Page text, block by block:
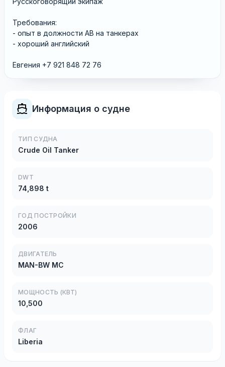
Требования:
- опыт в должности АВ на танкерах
- хороший английский
Евгения +7 921 848 72 76
Информация о судне
ТИП СУДНА
Crude Oil Tanker
DWT
74,898 t
ГОД ПОСТРОЙКИ
2006
ДВИГАТЕЛЬ
MAN-BW MC
МОЩНОСТЬ (КВТ)
10,500
ФЛАГ
Liberia